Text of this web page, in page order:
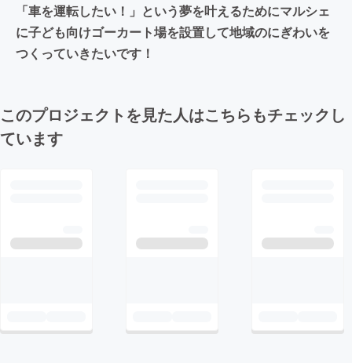
「車を運転したい！」という夢を叶えるためにマルシェ
に子ども向けゴーカート場を設置して地域のにぎわいを
つくっていきたいです！
このプロジェクトを見た人はこちらもチェックし
ています